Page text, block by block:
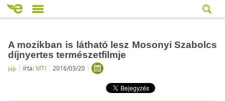
A mozikban is látható lesz Mosonyi Szabolcs
díjnyertes természetfilmje
Hír írta: MTI 2016/03/20